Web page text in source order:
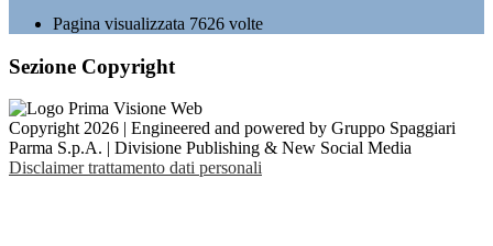
Pagina visualizzata 7626 volte
Sezione Copyright
Copyright 2026 | Engineered and powered by Gruppo Spaggiari
Parma S.p.A. | Divisione Publishing & New Social Media
Disclaimer trattamento dati personali